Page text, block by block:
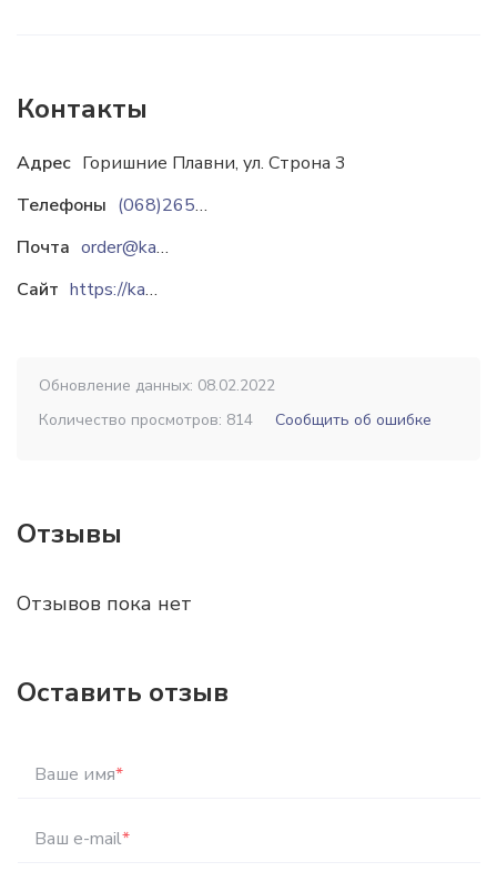
Контакты
Адрес Горишние Плавни, ул. Строна 3
Телефоны
(068)265-26-00
Почта
order@katty.in.ua
Сайт
https://katty.in.ua
Обновление данных: 08.02.2022
Количество просмотров: 814
Сообщить об ошибке
Отзывы
Отзывов пока нет
Оставить отзыв
Ваше имя*
Ваш e-mail*